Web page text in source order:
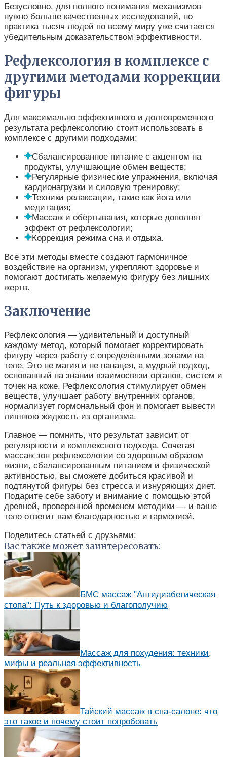
Безусловно, для полного понимания механизмов
нужно больше качественных исследований, но
практика тысяч людей по всему миру уже считается
убедительным доказательством эффективности.
Рефлексология в комплексе с
другими методами коррекции
фигуры
Для максимально эффективного и долговременного
результата рефлексологию стоит использовать в
комплексе с другими подходами:
Сбалансированное питание с акцентом на
продукты, улучшающие обмен веществ;
Регулярные физические упражнения, включая
кардионагрузки и силовую тренировку;
Техники релаксации, такие как йога или
медитация;
Массаж и обёртывания, которые дополнят
эффект от рефлексологии;
Коррекция режима сна и отдыха.
Все эти методы вместе создают гармоничное
воздействие на организм, укрепляют здоровье и
помогают достигать желаемую фигуру без лишних
жертв.
Заключение
Рефлексология — удивительный и доступный
каждому метод, который помогает корректировать
фигуру через работу с определёнными зонами на
теле. Это не магия и не панацея, а мудрый подход,
основанный на знании взаимосвязи органов, систем и
точек на коже. Рефлексология стимулирует обмен
веществ, улучшает работу внутренних органов,
нормализует гормональный фон и помогает вывести
лишнюю жидкость из организма.
Главное — помнить, что результат зависит от
регулярности и комплексного подхода. Сочетая
массаж зон рефлексологии со здоровым образом
жизни, сбалансированным питанием и физической
активностью, вы сможете добиться красивой и
подтянутой фигуры без стресса и изнуряющих диет.
Подарите себе заботу и внимание с помощью этой
древней, проверенной временем методики — и ваше
тело ответит вам благодарностью и гармонией.
Поделитесь статьей с друзьями:
Вас также может заинтересовать:
БМС массаж "Антидиабетическая
стопа": Путь к здоровью и благополучию
Массаж для похудения: техники,
мифы и реальная эффективность
Тайский массаж в спа-салоне: что
это такое и почему стоит попробовать